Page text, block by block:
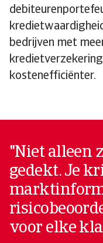
bedrijven met
kostenefficiënter.
"Niet alleen
gedekt. Je
voor elke